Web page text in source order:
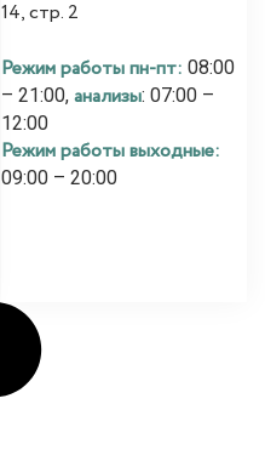
14, стр. 2
Режим работы пн-пт: 08:00
– 21:00, анализы: 07:00 –
12:00
Режим работы выходные:
09:00 – 20:00